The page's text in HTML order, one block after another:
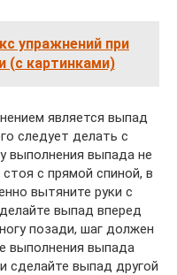
упражнений при
(с картинками)
является выпад
следует делать с
выполнения выпада не
с прямой спиной, в
вытяните руки с
выпад вперед
позади, шаг должен
выполнения выпада
сделайте выпад другой